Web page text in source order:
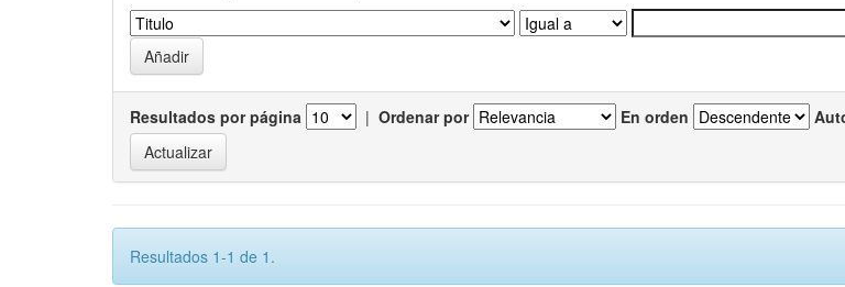
Resultados por página | Ordenar por En orden
Resultados 1-1 de 1.